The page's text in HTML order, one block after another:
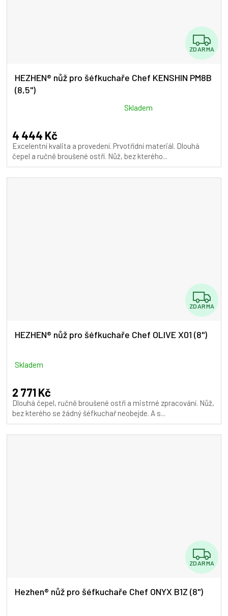
Z
D
A
ZDARMA
HEZHEN® nůž pro šéfkuchaře Chef KENSHIN PM8B
(8,5")
produktu
je
4,5
Skladem
4 444 Kč
Excelentní kvalita a provedení. Prvotřídní materiál. Dlouhá
čepel a ručně broušené ostří. Nůž, bez kterého...
Z
D
ZDARMA
HEZHEN® nůž pro šéfkuchaře Chef OLIVE X01 (8")
Skladem
2 771 Kč
Dlouhá čepel, ručně broušené ostří a mistrné zpracování. Nůž,
bez kterého se žádný šéfkuchař neobejde. A s...
Z
D
ZDARMA
Hezhen® nůž pro šéfkuchaře Chef ONYX B1Z (8")